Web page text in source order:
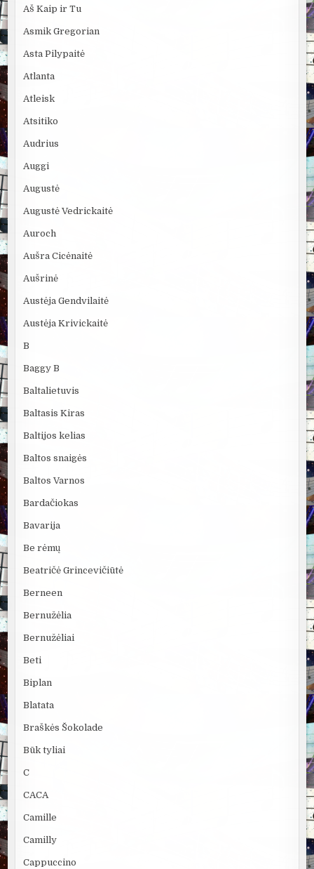
Aš Kaip ir Tu
Asmik Gregorian
Asta Pilypaitė
Atlanta
Atleisk
Atsitiko
Audrius
Auggi
Augustė
Augustė Vedrickaitė
Auroch
Aušra Cicėnaitė
Aušrinė
Austėja Gendvilaitė
Austėja Krivickaitė
B
Baggy B
Baltalietuvis
Baltasis Kiras
Baltijos kelias
Baltos snaigės
Baltos Varnos
Bardačiokas
Bavarija
Be rėmų
Beatričė Grincevičiūtė
Berneen
Bernužėlia
Bernužėliai
Beti
Biplan
Blatata
Braškės Šokolade
Būk tyliai
C
CACA
Camille
Camilly
Cappuccino